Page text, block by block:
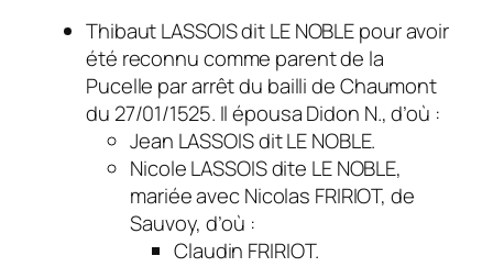
Thibaut LASSOIS dit LE NOBLE pour avoir
été reconnu comme parent de la
Pucelle par arrêt du bailli de Chaumont
du 27/01/1525. Il épousa Didon N., d’où :
Jean LASSOIS dit LE NOBLE.
Nicole LASSOIS dite LE NOBLE,
mariée avec Nicolas FRIRIOT, de
Sauvoy, d’où :
Claudin FRIRIOT.